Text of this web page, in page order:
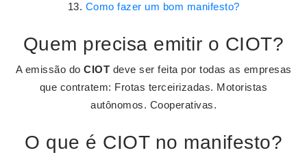
Como fazer um bom manifesto?
Quem precisa emitir o CIOT?
A emissão do CIOT deve ser feita por todas as empresas
que contratem: Frotas terceirizadas. Motoristas
autônomos. Cooperativas.
O que é CIOT no manifesto?